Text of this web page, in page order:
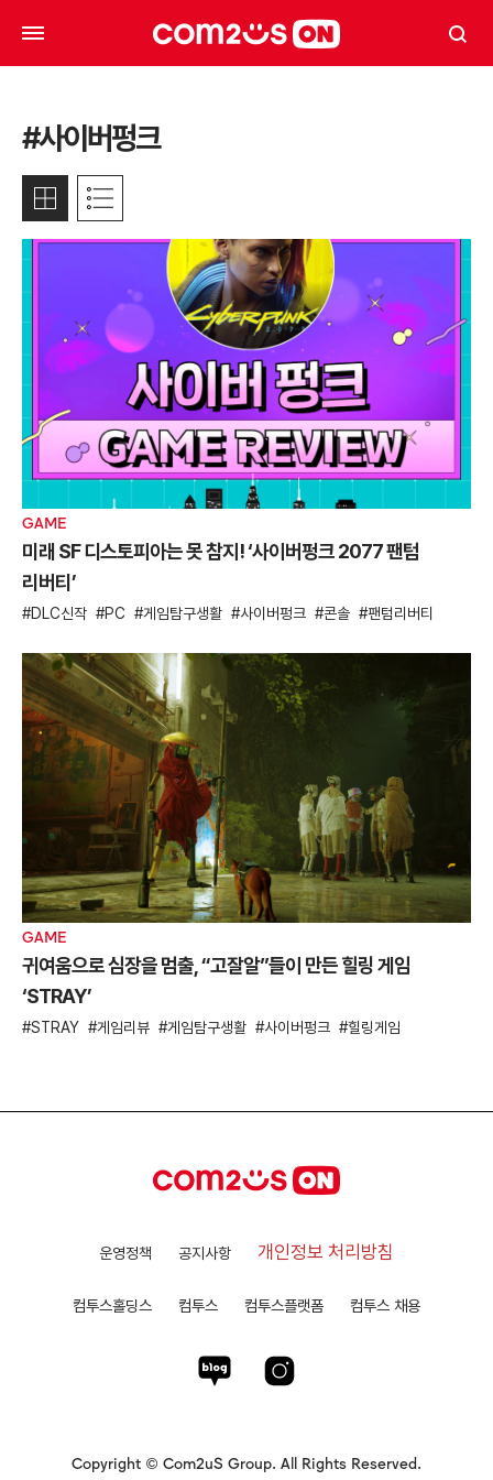
#사이버펑크
GAME
미래 SF 디스토피아는 못 참지! ‘사이버펑크 2077 팬텀
리버티’
DLC신작 PC 게임탐구생활 사이버펑크 콘솔 팬텀리버티
GAME
귀여움으로 심장을 멈출, “고잘알”들이 만든 힐링 게임
‘STRAY’
STRAY 게임리뷰 게임탐구생활 사이버펑크 힐링게임
운영정책 공지사항 개인정보 처리방침
컴투스홀딩스 컴투스 컴투스플랫폼 컴투스 채용
Copyright © Com2uS Group. All Rights Reserved.